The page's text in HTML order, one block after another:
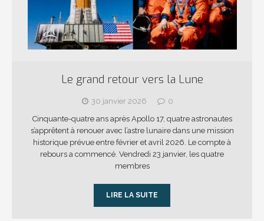
Le grand retour vers la Lune
30 janvier 2026
0
Cinquante-quatre ans après Apollo 17, quatre astronautes
s’apprêtent à renouer avec l’astre lunaire dans une mission
historique prévue entre février et avril 2026. Le compte à
rebours a commencé. Vendredi 23 janvier, les quatre
membres
LIRE LA SUITE